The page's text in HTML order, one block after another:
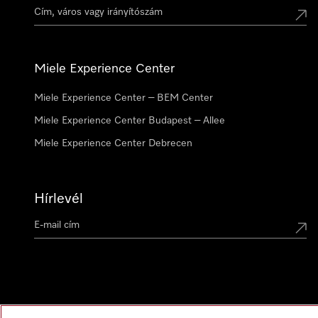
Miele Experience Center
Miele Experience Center – BEM Center
Miele Experience Center Budapest – Allee
Miele Experience Center Debrecen
Hírlevél